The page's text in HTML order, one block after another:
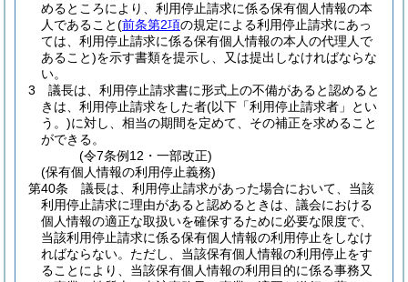
めるところにより、利用停止請求に係る保有個人情報の本
人であること(前条第2項の規定による利用停止請求にあっ
ては、利用停止請求に係る保有個人情報の本人の代理人で
あること)を示す書類を提示し、又は提出しなければならな
い。
3
議長は、利用停止請求書に形式上の不備があると認めると
きは、利用停止請求をした者(以下「利用停止請求者」とい
う。)に対し、相当の期間を定めて、その補正を求めること
ができる。
(令7条例12・一部改正)
(保有個人情報の利用停止義務)
第40条
議長は、利用停止請求があった場合において、当該
利用停止請求に理由があると認めるときは、議会における
個人情報の適正な取扱いを確保するために必要な限度で、
当該利用停止請求に係る保有個人情報の利用停止をしなけ
ればならない。 ただし、当該保有個人情報の利用停止をす
ることにより、当該保有個人情報の利用目的に係る事務又